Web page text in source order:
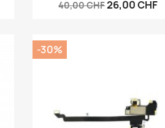
40,00 CHF26,00 CHF
-30%